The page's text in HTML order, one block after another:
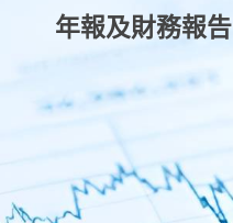
我們的服務
聯絡我們
捐款支持
服務及其他資訊
年報及財務報告